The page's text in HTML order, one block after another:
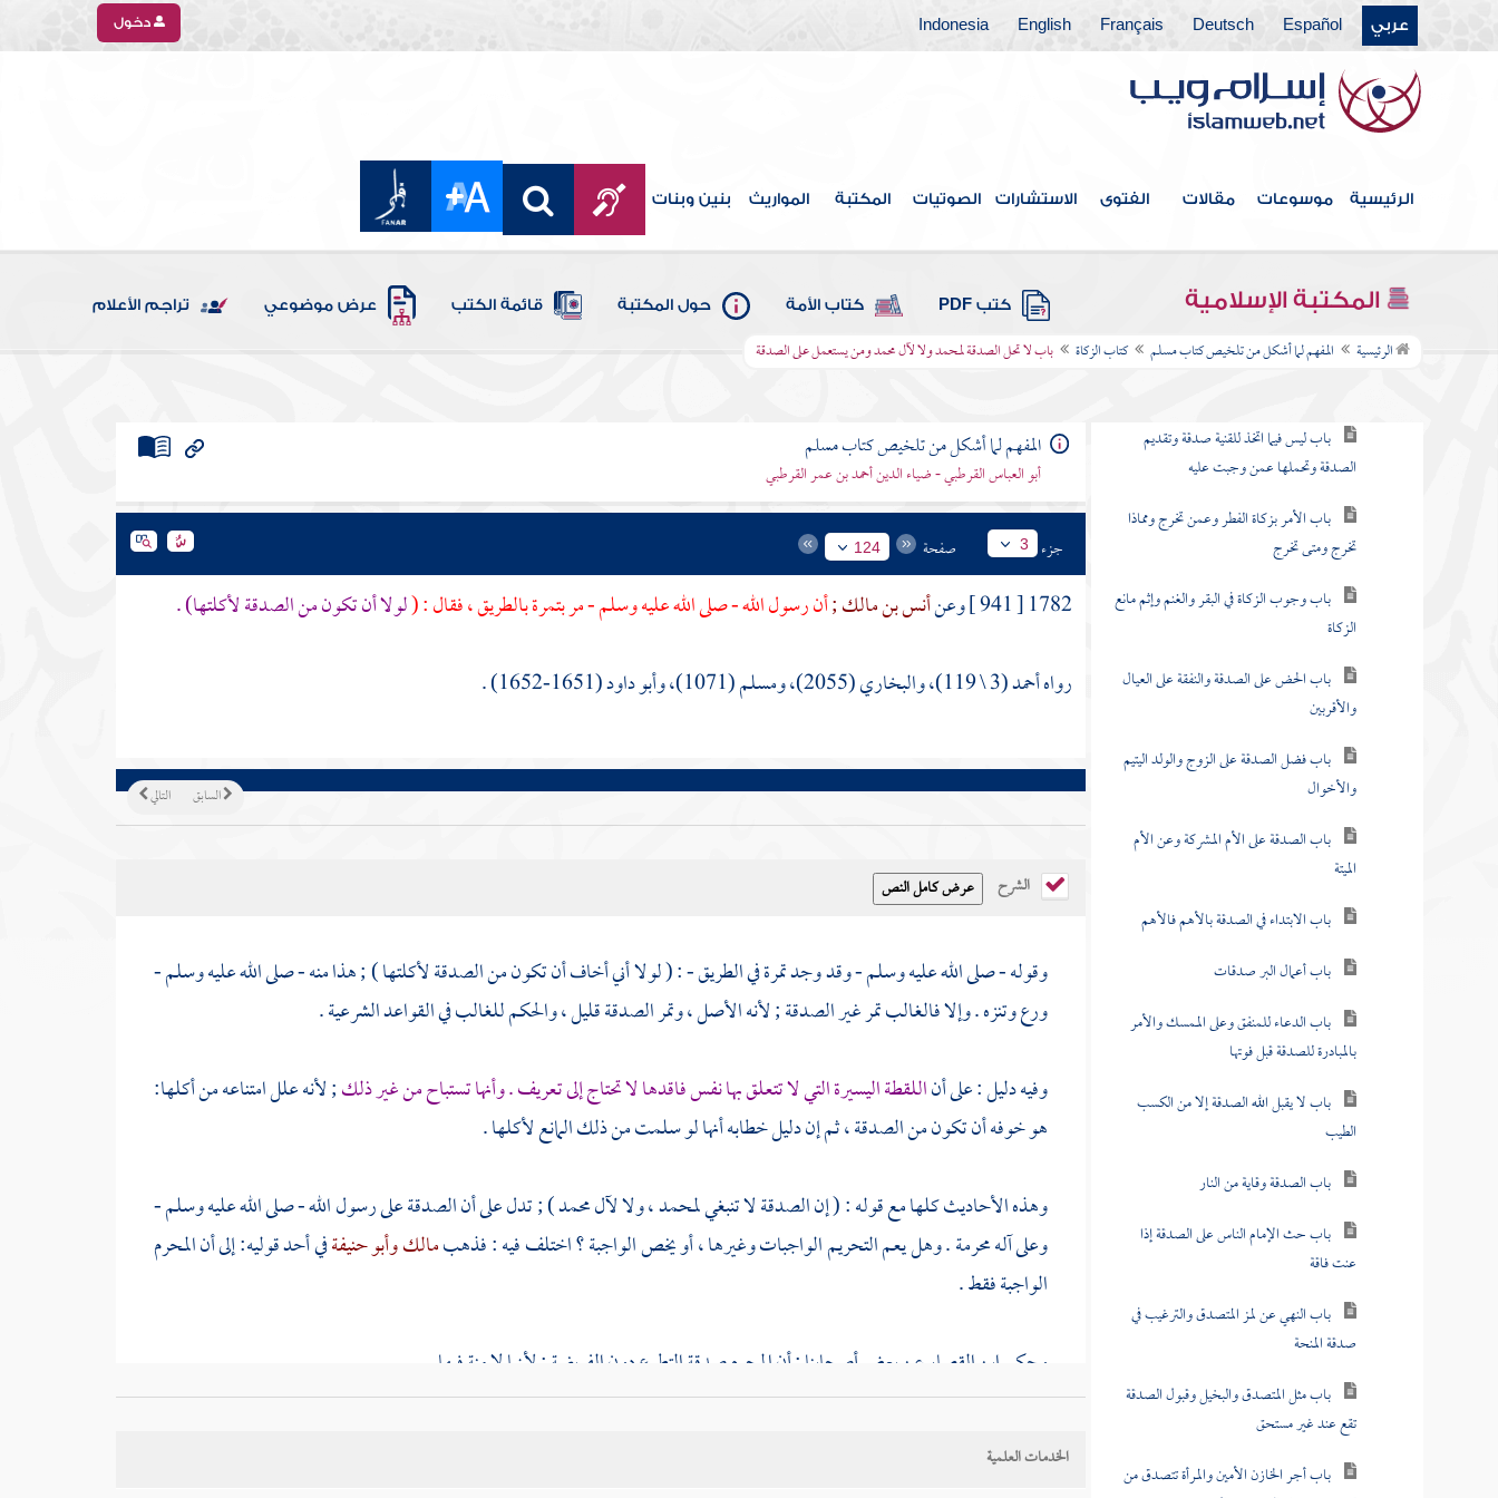
عربي Español
Deutsch
Français
English
Indonesia دخول
الرئيسية موسوعات مقالات الفتوى الاستشارات الصوتيات المكتبة المواريث بنين وبنات
المكتبة الإسلامية كتب PDF كتاب الأمة حول المكتبة قائمة الكتب عرض موضوعي تراجم الأعلام
الرئيسية المفهم لما أشكل من تلخيص كتاب مسلم كتاب الزكاة باب لا تحل الصدقة لمحمد ولا لآل محمد ومن يستعمل على الصدقة
أبواب فضائل القرآن وما يتعلق بها
كتاب الجمعة
أبواب صلاة العيدين
أبواب الاستسقاء
أبواب كسوف الشمس والقمر
كتاب الجنائز
كتاب الزكاة
باب ليس فيما اتخذ للقنية صدقة وتقديم
الصدقة وتحملها عمن وجبت عليه
باب الأمر بزكاة الفطر وعمن تخرج ومماذا
تخرج ومتى تخرج
باب وجوب الزكاة في البقر والغنم وإثم مانع
الزكاة
باب الحض على الصدقة والنفقة على العيال
والأقربين
باب فضل الصدقة على الزوج والولد اليتيم
والأخوال
باب الصدقة على الأم المشركة وعن الأم
الميتة
باب الابتداء في الصدقة بالأهم فالأهم
باب أعمال البر صدقات
باب الدعاء للمنفق وعلى الممسك والأمر
بالمبادرة للصدقة قبل فوتها
باب لا يقبل الله الصدقة إلا من الكسب
الطيب
باب الصدقة وقاية من النار
باب حث الإمام الناس على الصدقة إذا
عنت فاقة
باب النهي عن لمز المتصدق والترغيب في
صدقة المنحة
باب مثل المتصدق والبخيل وقبول الصدقة
تقع عند غير مستحق
باب أجر الخازن الأمين والمرأة تتصدق من
المفهم لما أشكل من تلخيص كتاب مسلم
أبو العباس القرطبي - ضياء الدين أحمد بن عمر القرطبي
جزء 3 صفحة 124
1782 [ 941 ] وعن أنس بن مالك ;أن رسول الله - صلى الله عليه وسلم - مر بتمرة بالطريق ، فقال : (لولا أن تكون من الصدقة لأكلتها) .
رواه أحمد (3 \ 119)، والبخاري (2055)، ومسلم (1071)، وأبو داود (1651-1652) .
التالي السابق
الشرح
وقوله - صلى الله عليه وسلم - وقد وجد تمرة في الطريق - : ( لولا أني أخاف أن تكون من الصدقة لأكلتها ) ; هذا منه - صلى الله عليه وسلم -
ورع وتنزه . وإلا فالغالب تمر غير الصدقة ; لأنه الأصل ، وتمر الصدقة قليل ، والحكم للغالب في القواعد الشرعية .
وفيه دليل : على أناللقطة اليسيرة التي لا تتعلق بها نفس فاقدها لا تحتاج إلى تعريف . وأنها تستباح من غير ذلك; لأنه علل امتناعه من أكلها:
هو خوفه أن تكون من الصدقة ، ثم إن دليل خطابه أنها لو سلمت من ذلك المانع لأكلها .
وهذه الأحاديث كلها مع قوله : ( إن الصدقة لا تنبغيلمحمد، ولا لآل محمد ) ; تدل على أن الصدقة على رسول الله - صلى الله عليه وسلم -
وعلى آله محرمة . وهل يعم التحريم الواجبات وغيرها ، أو يخص الواجبة ؟ اختلف فيه : فذهبمالكوأبو حنيفةفي أحد قوليه: إلى أن المحرم
الواجبة فقط .
وحكى ابن القصار عن بعض أصحابنا : أن المحرم صدقة التطوع دون الفريضة ; لأنها لا منة فيها .
وقال أبو حنيفةالخدمات العلمية